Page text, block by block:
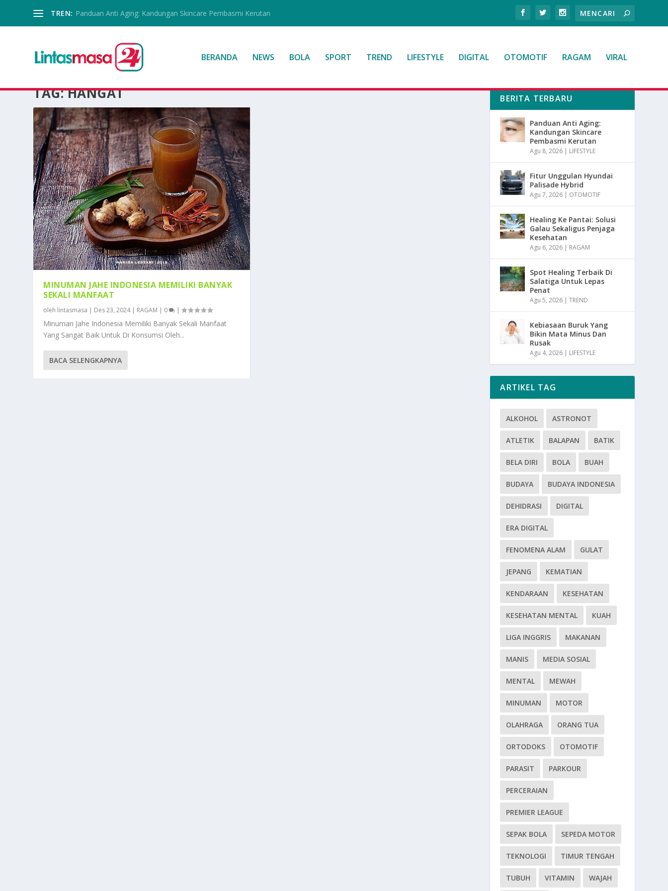
TREN: Panduan Anti Aging: Kandungan Skincare Pembasmi Kerutan
BERANDA NEWS BOLA SPORT TREND LIFESTYLE DIGITAL OTOMOTIF RAGAM VIRAL
TAG:HANGAT
MINUMAN JAHE INDONESIA MEMILIKI BANYAK
SEKALI MANFAAT
oleh lintasmasa | Des 23, 2024| RAGAM | 0 |
Minuman Jahe Indonesia Memiliki Banyak Sekali Manfaat
Yang Sangat Baik Untuk Di Konsumsi Oleh...
BACA SELENGKAPNYA
BERITA TERBARU
Panduan Anti Aging:
Kandungan Skincare
Pembasmi Kerutan
Agu 8, 2026 | LIFESTYLE
Fitur Unggulan Hyundai
Palisade Hybrid
Agu 7, 2026 | OTOMOTIF
Healing Ke Pantai: Solusi
Galau Sekaligus Penjaga
Kesehatan
Agu 6, 2026 | RAGAM
Spot Healing Terbaik Di
Salatiga Untuk Lepas
Penat
Agu 5, 2026 |TREND
Kebiasaan Buruk Yang
Bikin Mata Minus Dan
Rusak
Agu 4, 2026 | LIFESTYLE
ARTIKEL TAG
ALKOHOL ASTRONOT
ATLETIK BALAPAN BATIK
BELA DIRI BOLA BUAH
BUDAYA BUDAYA INDONESIA
DEHIDRASI DIGITAL
ERA DIGITAL
FENOMENA ALAM GULAT
JEPANG KEMATIAN
KENDARAAN KESEHATAN
KESEHATAN MENTAL KUAH
LIGA INGGRIS MAKANAN
MANIS MEDIA SOSIAL
MENTAL MEWAH
MINUMAN MOTOR
OLAHRAGA ORANG TUA
ORTODOKS OTOMOTIF
PARASIT PARKOUR
PERCERAIAN
PREMIER LEAGUE
SEPAK BOLA SEPEDA MOTOR
TEKNOLOGI TIMUR TENGAH
TUBUH VITAMIN WAJAH